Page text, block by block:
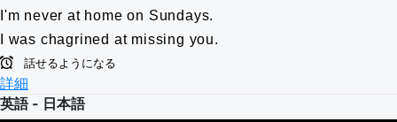
I'm never at home on Sundays.
I was chagrined at missing you.
話せるようになる
詳細
英語 - 日本語